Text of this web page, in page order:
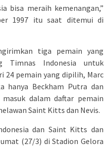
bisa meraih kemenangan,”
1997 itu saat ditemui di
tiga pemain yang
Timnas Indonesia untuk
24 pemain yang dipilih, Marc
hanya Beckham Putra dan
dalam daftar pemain
Saint Kitts dan Nevis.
dan Saint Kitts dan
(27/3) di Stadion Gelora